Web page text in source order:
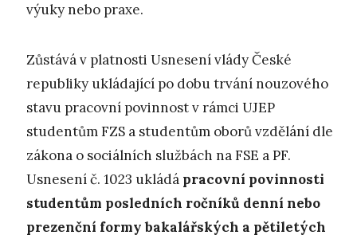
výuky nebo praxe.
Zůstává v platnosti Usnesení vlády České
republiky ukládající po dobu trvání nouzového
stavu pracovní povinnost v rámci UJEP
studentům FZS a studentům oborů vzdělání dle
zákona o sociálních službách na FSE a PF.
Usnesení č. 1023 ukládá pracovní povinnosti
studentům posledních ročníků denní nebo
prezenční formy bakalářských a pětiletých